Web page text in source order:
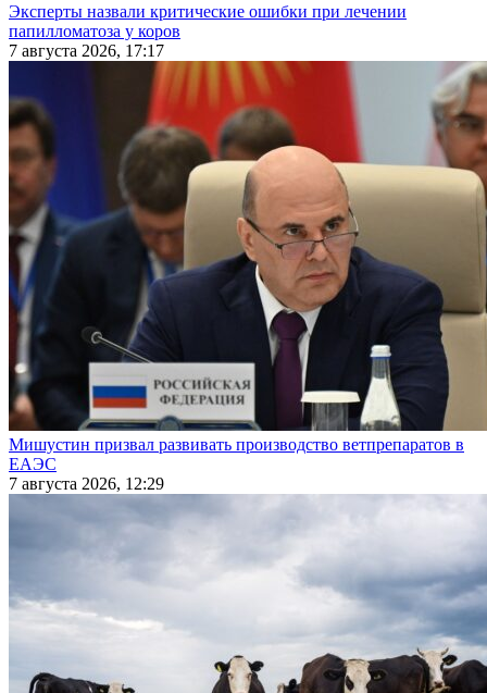
Эксперты назвали критические ошибки при лечении
папилломатоза у коров
7 августа 2026, 17:17
Мишустин призвал развивать производство ветпрепаратов в
ЕАЭС
7 августа 2026, 12:29